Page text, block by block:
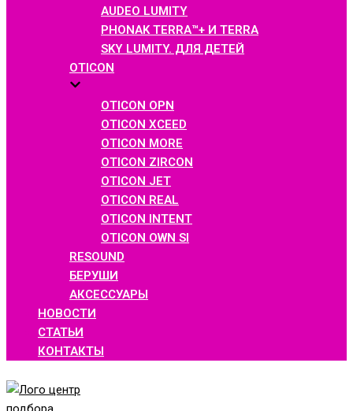
AUDEO LUMITY
PHONAK TERRA™+ И TERRA
SKY LUMITY. ДЛЯ ДЕТЕЙ
OTICON
OTICON OPN
OTICON XCEED
OTICON MORE
OTICON ZIRCON
OTICON JET
OTICON REAL
OTICON INTENT
OTICON OWN SI
RESOUND
БЕРУШИ
АКСЕССУАРЫ
НОВОСТИ
СТАТЬИ
КОНТАКТЫ